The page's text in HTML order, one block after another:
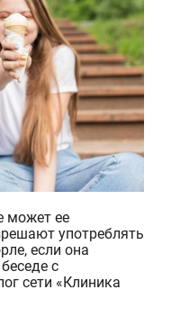
употреблять
если она
с
сети «Клиника